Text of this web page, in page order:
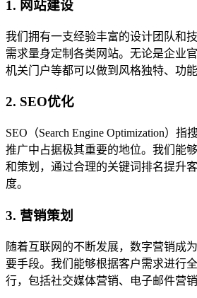
1. 网站建设
我们拥有一支经验丰富的设计团队和
需求量身定制各类网站。无论是企业
机关门户等都可以做到风格独特、功能
2. SEO优化
SEO（Search Engine Optimization）
推广中占据极其重要的地位。我们能
和策划，通过合理的关键词排名提升
度。
3. 营销策划
随着互联网的不断发展，数字营销成
要手段。我们能够根据客户需求进行
行，包括社交媒体营销、电子邮件营